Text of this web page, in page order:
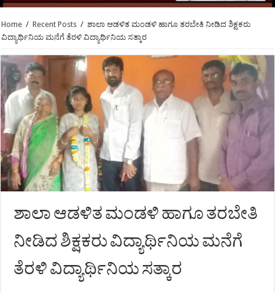
Home / Recent Posts / ಶಾಲಾ ಆಡಳಿತ ಮಂಡಳಿ ಹಾಗೂ ತರಬೇತಿ ನೀಡಿದ ಶಿಕ್ಷಕರು
ವಿದ್ಯಾರ್ಥಿನಿಯ ಮನೆಗೆ ತೆರಳಿ ವಿದ್ಯಾರ್ಥಿನಿಯ ಸತ್ಕಾರ
ಶಾಲಾ ಆಡಳಿತ ಮಂಡಳಿ ಹಾಗೂ ತರಬೇತಿ
ನೀಡಿದ ಶಿಕ್ಷಕರು ವಿದ್ಯಾರ್ಥಿನಿಯ ಮನೆಗೆ
ತೆರಳಿ ವಿದ್ಯಾರ್ಥಿನಿಯ ಸತ್ಕಾರ